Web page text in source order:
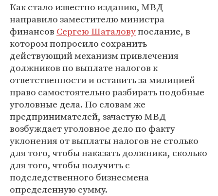
Как стало известно изданию, МВД
направило заместителю министра
финансов Сергею Шаталовупослание, в
котором попросило сохранить
действующий механизм привлечения
должников по выплате налогов к
ответственности и оставить за милицией
право самостоятельно разбирать подобные
уголовные дела. По словам же
предпринимателей, зачастую МВД
возбуждает уголовное дело по факту
уклонения от выплаты налогов не столько
для того, чтобы наказать должника, сколько
для того, чтобы получить с
подследственного бизнесмена
определенную сумму.